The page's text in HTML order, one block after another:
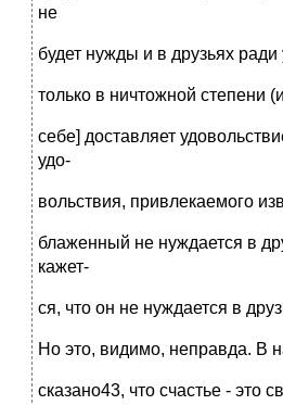
не
будет нужды и в друзьях ради
только в ничтожной степени
себе] доставляет
удо-
вольствия, привлекаемого
блаженный не нуждается в
кажет-
ся, что он не нуждается в
Но это, видимо, неправда. В
сказано43, что счастье - это